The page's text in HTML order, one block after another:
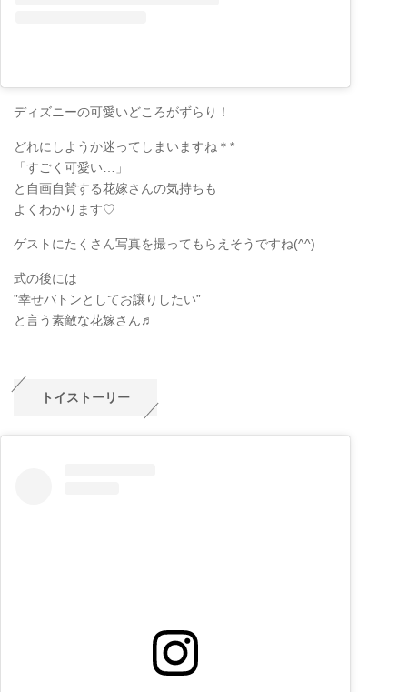
ディズニーの可愛いどころがずらり！
どれにしようか迷ってしまいますね＊*
「すごく可愛い…」
と自画自賛する花嫁さんの気持ちも
よくわかります♡
ゲストにたくさん写真を撮ってもらえそうですね(^^)
式の後には
”幸せバトンとしてお譲りしたい”
と言う素敵な花嫁さん♬
トイストーリー